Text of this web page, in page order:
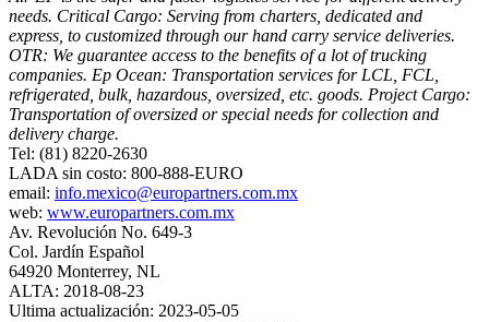
needs. Critical Cargo: Serving from charters, dedicated and
express, to customized through our hand carry service deliveries.
OTR: We guarantee access to the benefits of a lot of trucking
companies. Ep Ocean: Transportation services for LCL, FCL,
refrigerated, bulk, hazardous, oversized, etc. goods. Project Cargo:
Transportation of oversized or special needs for collection and
delivery charge.
Tel: (81) 8220-2630
LADA sin costo: 800-888-EURO
email: info.mexico@europartners.com.mx
web: www.europartners.com.mx
Av. Revolución No. 649-3
Col. Jardín Español
64920 Monterrey, NL
ALTA: 2018-08-23
Ultima actualización: 2023-05-05